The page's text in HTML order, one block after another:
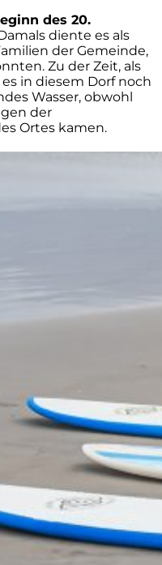
des 20.
diente es als
der Gemeinde,
Zu der Zeit, als
in diesem Dorf noch
Wasser, obwohl
der
Ortes kamen.